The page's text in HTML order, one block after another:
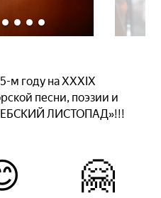
м году на XXXIX
песни, поэзии и
ЛИСТОПАД»!!!
🤗